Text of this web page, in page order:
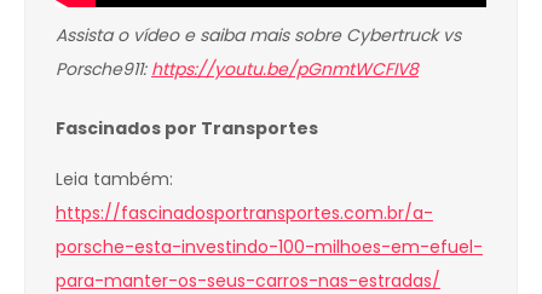
Assista o vídeo e saiba mais sobre Cybertruck vs
Porsche911: https://youtu.be/pGnmtWCFIV8
Fascinados por Transportes
Leia também:
https://fascinadosportransportes.com.br/a-
porsche-esta-investindo-100-milhoes-em-efuel-
para-manter-os-seus-carros-nas-estradas/